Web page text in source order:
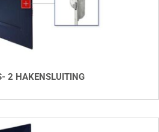
2 HAKENSLUITING